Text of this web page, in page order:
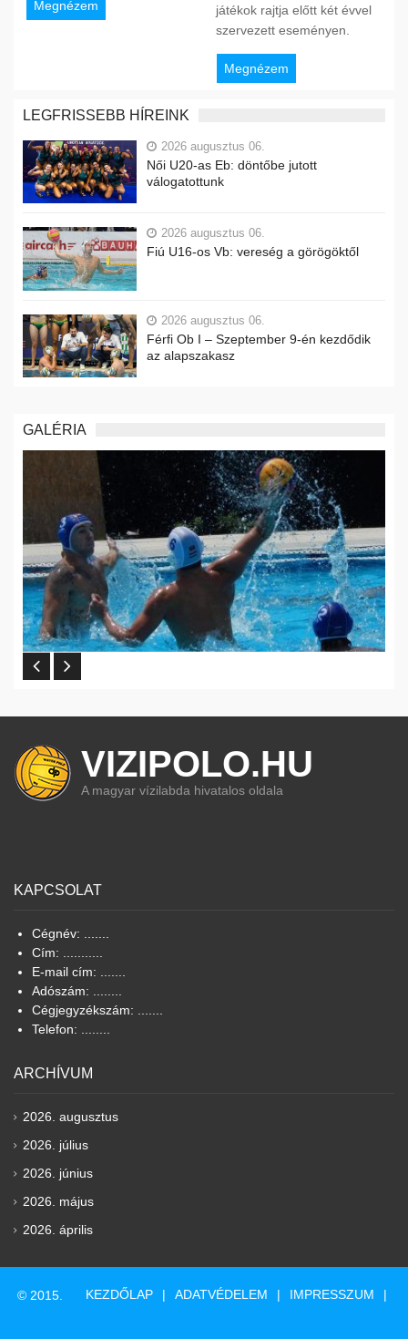
Megnézem
játékok rajtja előtt két évvel
szervezett eseményen.
Megnézem
LEGFRISSEBB HÍREINK
2026 augusztus 06.
Női U20-as Eb: döntőbe jutott
válogatottunk
2026 augusztus 06.
Fiú U16-os Vb: vereség a görögöktől
2026 augusztus 06.
Férfi Ob I – Szeptember 9-én kezdődik
az alapszakasz
GALÉRIA
VIZIPOLO.HU
A magyar vízilabda hivatalos oldala
KAPCSOLAT
Cégnév: .......
Cím: ...........
E-mail cím: .......
Adószám: ........
Cégjegyzékszám: .......
Telefon: ........
ARCHÍVUM
2026. augusztus
2026. július
2026. június
2026. május
2026. április
© 2015. KEZDŐLAP ADATVÉDELEM IMPRESSZUM